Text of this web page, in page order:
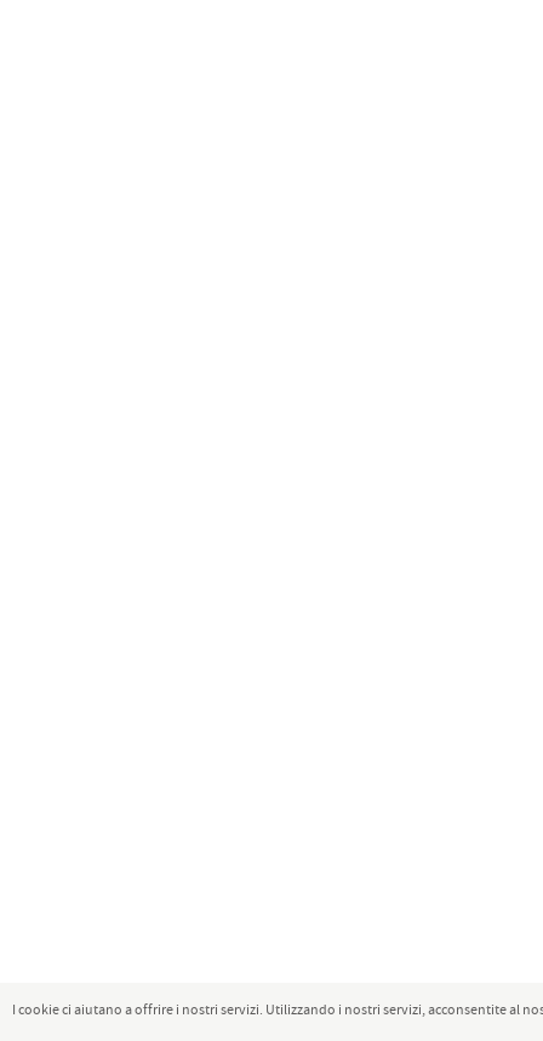
I cookie ci aiutano a offrire i nostri servizi. Utilizzando i nostri servizi, acconsentite al